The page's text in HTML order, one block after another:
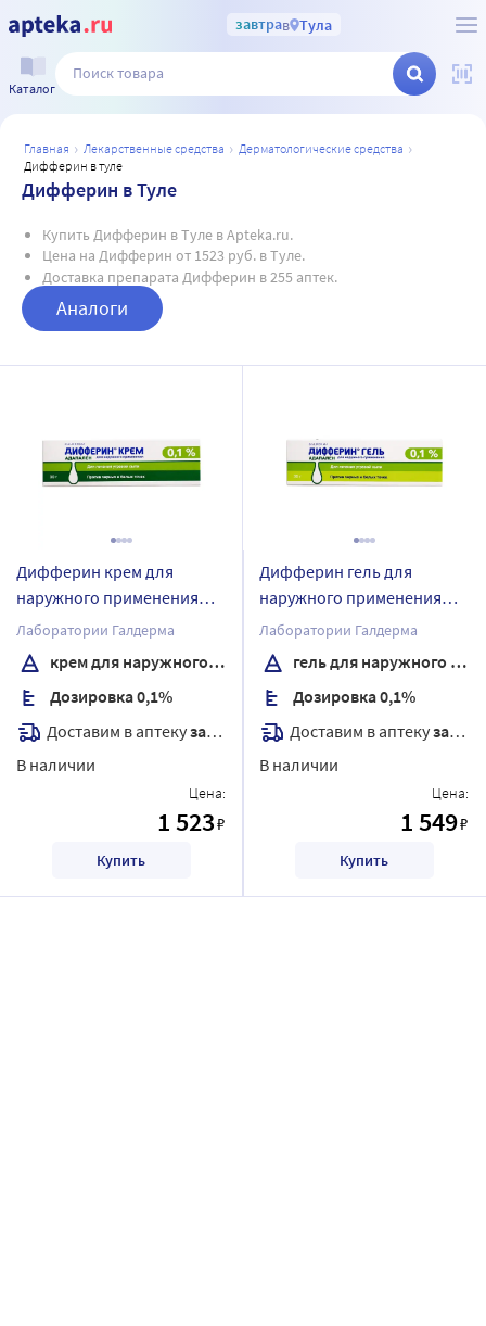
завтрав Тула
Каталог
главная лекарственные средства
дерматологические средства
дифферин в туле
Дифферин в Туле
Купить Дифферин в Туле в Apteka.ru.
Цена на Дифферин от 1523 руб. в Туле.
Доставка препарата Дифферин в 255 аптек.
Аналоги
Дифферин крем для
наружного применения
0,1% 30 гр
Лаборатории Галдерма
крем для наружного применения
Дозировка 0,1%
Доставим в аптекузавтра
В наличии
Цена:
1 523₽
Купить
Дифферин гель для
наружного применения
0,1% 30 гр
Лаборатории Галдерма
гель для наружного применения
Дозировка 0,1%
Доставим в аптекузавтра
В наличии
Цена:
1 549₽
Купить